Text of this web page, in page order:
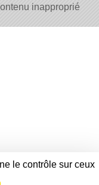
inapproprié
le contrôle sur ceux